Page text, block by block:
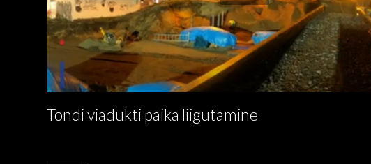
Tondi viadukti paika liigutamine